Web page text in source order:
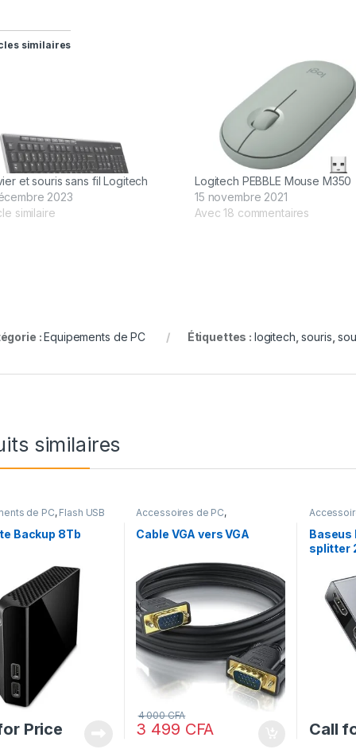
similaires
et souris sans fil Logitech
2023
similaire
Logitech PEBBLE Mouse M350
15 novembre 2021
Avec 18 commentaires
:Equipements de PC Étiquettes : logitech ,souris ,
similaires
de PC, Flash USB
Backup 8Tb
Price
Accessoires de PC,
Equipements de PC
Accessoires,Laptops, Laptops
& Computers
Cable VGA vers VGA
3 499 CFA
4 000CFA
Baseus
splitter
Call